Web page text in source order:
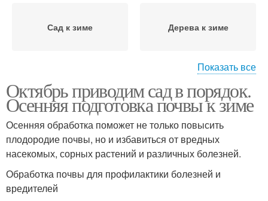
Сад к зиме Дерева к зиме
Почвы от грибковых
инфекций
Почвы в теплице
Огород на зиму Теплицы к зиме
Показать все
Октябрь приводим сад в порядок.
Осенняя подготовка почвы к зиме
Осенняя обработка поможет не только повысить
плодородие почвы, но и избавиться от вредных
насекомых, сорных растений и различных болезней.
Обработка почвы для профилактики болезней и
вредителей